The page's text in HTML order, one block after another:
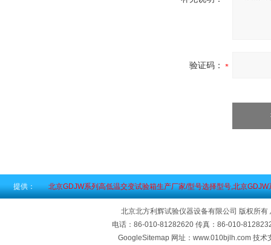
验证码：
提供： 北京GDJW系列高低温交变试验箱生产厂家/型号选择型号,北京
北京北方利辉试验仪器设备有限公司 版权所有
电话：86-010-81282620 传真：86-010-
GoogleSitemap 网址：www.010bjlh.com 技